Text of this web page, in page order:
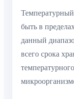
быть в
данный
всего срока